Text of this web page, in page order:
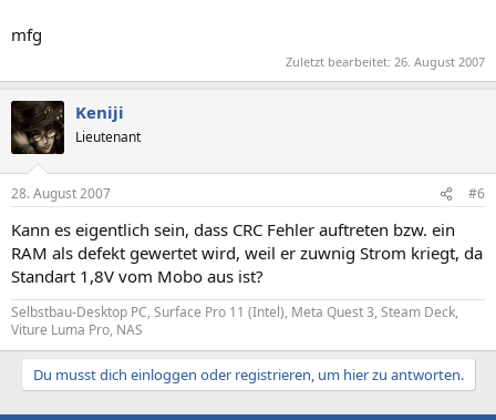
mfg
Zuletzt bearbeitet: 26. August 2007
Keniji
Lieutenant
28. August 2007 #6
Kann es eigentlich sein, dass CRC Fehler auftreten bzw. ein
RAM als defekt gewertet wird, weil er zuwnig Strom kriegt, da
Standart 1,8V vom Mobo aus ist?
Selbstbau-Desktop PC, Surface Pro 11 (Intel), Meta Quest 3, Steam Deck,
Viture Luma Pro, NAS
Du musst dich einloggen oder registrieren, um hier zu antworten.